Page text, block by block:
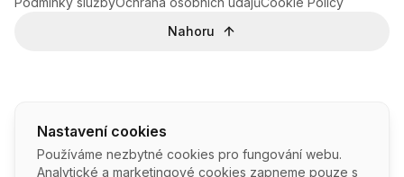
Nastavení cookies
Používáme nezbytné cookies pro fungování webu.
Analytické a marketingové cookies zapneme pouze s
Nahoru